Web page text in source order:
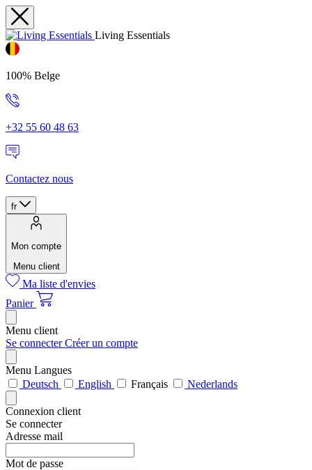
Living Essentials
100% Belge
+32 55 60 48 63
Contactez nous
fr
Mon compte
Menu client
Ma liste d'envies
Panier
Menu client
Se connecterCréer un compte
Menu Langues
Deutsch
English Français Nederlands
Connexion client
Se connecter
Adresse mail
Mot de passe